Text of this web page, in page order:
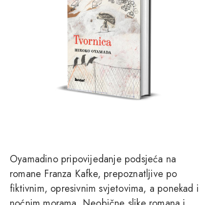
Oyamadino pripovijedanje podsjeća na
romane Franza Kafke, prepoznatljive po
fiktivnim, opresivnim svjetovima, a ponekad i